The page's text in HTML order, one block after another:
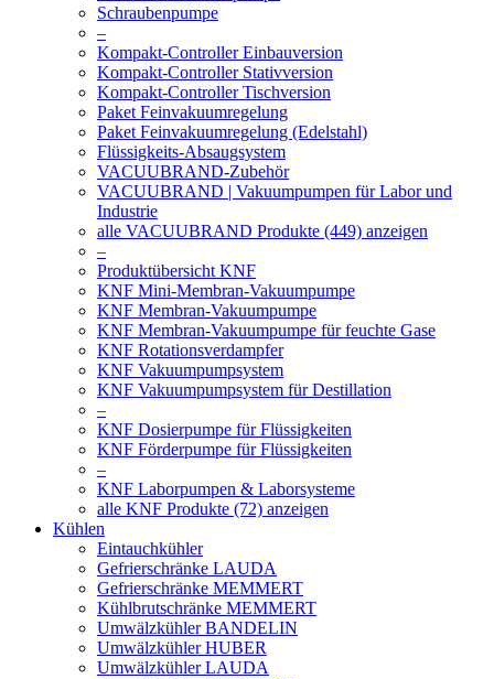
Schraubenpumpe
–
Kompakt-Controller Einbauversion
Kompakt-Controller Stativversion
Kompakt-Controller Tischversion
Paket Feinvakuumregelung
Paket Feinvakuumregelung (Edelstahl)
Flüssigkeits-Absaugsystem
VACUUBRAND-Zubehör
VACUUBRAND | Vakuumpumpen für Labor und
Industrie
alle VACUUBRAND Produkte (449) anzeigen
–
Produktübersicht KNF
KNF Mini-Membran-Vakuumpumpe
KNF Membran-Vakuumpumpe
KNF Membran-Vakuumpumpe für feuchte Gase
KNF Rotationsverdampfer
KNF Vakuumpumpsystem
KNF Vakuumpumpsystem für Destillation
–
KNF Dosierpumpe für Flüssigkeiten
KNF Förderpumpe für Flüssigkeiten
–
KNF Laborpumpen & Laborsysteme
alle KNF Produkte (72) anzeigen
Kühlen
Eintauchkühler
Gefrierschränke LAUDA
Gefrierschränke MEMMERT
Kühlbrutschränke MEMMERT
Umwälzkühler BANDELIN
Umwälzkühler HUBER
Umwälzkühler LAUDA